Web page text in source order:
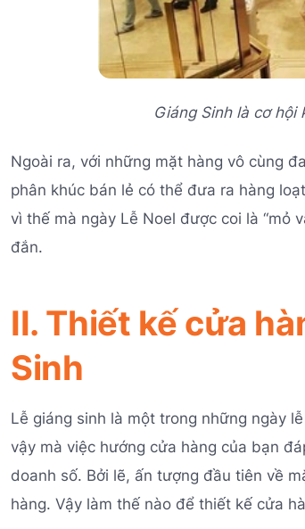
Giáng Sinh là cơ
Ngoài ra, với những mặt hàng vô cùng
phân khúc bán lẻ có thể đưa ra hàng
vì thế mà ngày Lễ Noel được coi là “mỏ
đắn.
II. Thiết kế cửa
Sinh
Lễ giáng sinh là một trong những ngày
vậy mà việc hướng cửa hàng của bạn
doanh số. Bởi lẽ, ấn tượng đầu tiên về
hàng. Vậy làm thế nào để thiết kế cửa